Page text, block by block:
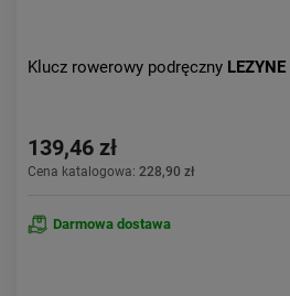
Klucz rowerowy podręczny LEZYNE
139,46 zł
Cena katalogowa: 228,90 zł
Darmowa dostawa